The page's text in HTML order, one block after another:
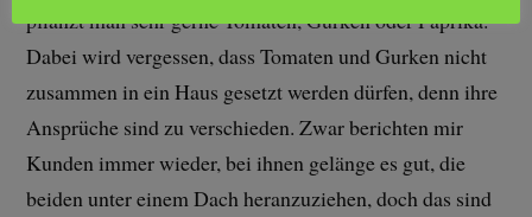
pflanzt man sehr gerne Tomaten, Gurken oder Paprika.
Dabei wird vergessen, dass Tomaten und Gurken nicht
zusammen in ein Haus gesetzt werden dürfen, denn ihre
Ansprüche sind zu verschieden. Zwar berichten mir
Kunden immer wieder, bei ihnen gelänge es gut, die
beiden unter einem Dach heranzuziehen, doch das sind